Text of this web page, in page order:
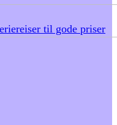
til gode priser